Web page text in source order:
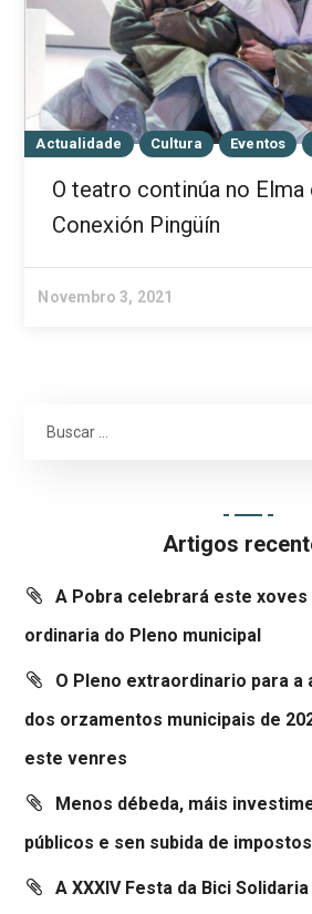
Actualidade Cultura Eventos
O teatro continúa no
Conexión Pingüín
Novembro 3, 2021
Artigos
A Pobra celebrará este xoves
ordinaria do Pleno municipal
O Pleno extraordinario para a
dos orzamentos municipais de
este venres
Menos débeda, máis
públicos e sen subida de impostos
A XXXIV Festa da Bici